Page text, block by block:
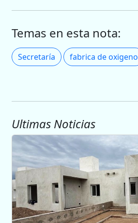
Temas en esta nota:
Secretaría fabrica de oxigeno
Ultimas Noticias